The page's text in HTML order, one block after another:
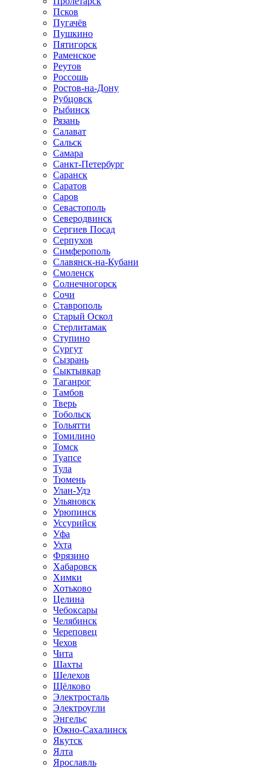
Псков
Пугачёв
Пушкино
Пятигорск
Раменское
Реутов
Россошь
Ростов-на-Дону
Рубцовск
Рыбинск
Рязань
Салават
Сальск
Самара
Санкт-Петербург
Саранск
Саратов
Саров
Севастополь
Северодвинск
Сергиев Посад
Серпухов
Симферополь
Славянск-на-Кубани
Смоленск
Солнечногорск
Сочи
Ставрополь
Старый Оскол
Стерлитамак
Ступино
Сургут
Сызрань
Сыктывкар
Таганрог
Тамбов
Тверь
Тобольск
Тольятти
Томилино
Томск
Туапсе
Тула
Тюмень
Улан-Удэ
Ульяновск
Урюпинск
Уссурийск
Уфа
Ухта
Фрязино
Хабаровск
Химки
Хотьково
Целина
Чебоксары
Челябинск
Череповец
Чехов
Чита
Шахты
Шелехов
Щёлково
Электросталь
Электроугли
Энгельс
Южно-Сахалинск
Якутск
Ялта
Ярославль